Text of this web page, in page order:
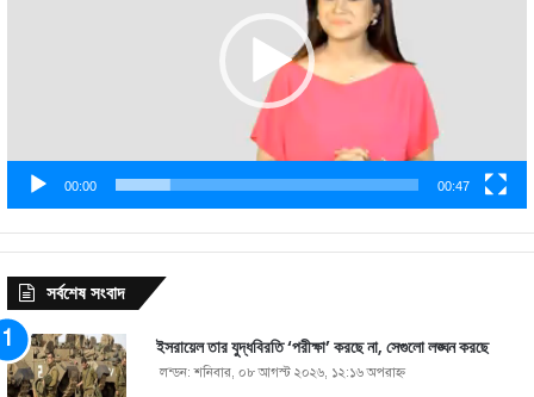
00:00 00:47
সর্বশেষ সংবাদ
ইসরায়েল তার যুদ্ধবিরতি ‘পরীক্ষা’ করছে না, সেগুলো লঙ্ঘন করছে
লন্ডন: শনিবার, ০৮ আগস্ট ২০২৬, ১২:১৬ অপরাহ্ণ